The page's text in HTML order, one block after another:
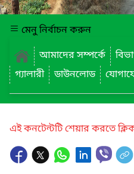
মেনু নির্বাচন করুন
আমাদের সম্পর্কে
গ্যালারী
ডাউনলোড
এই কনটেন্টটি শেয়ার করতে